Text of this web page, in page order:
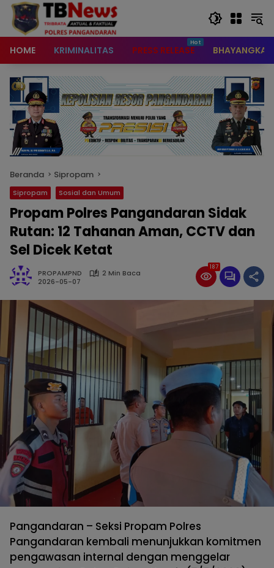
content
HOME KRIMINALITAS PRESS RELEASE BHAYANGKARI
Beranda Sipropam
Sipropam Sosial dan Umum
Propam Polres Pangandaran Sidak
Rutan: 12 Tahanan Aman, CCTV dan
Sel Dicek Ketat
PROPAMPND
2 Min Baca
2026-05-07
187
Pangandaran – Seksi Propam Polres
Pangandaran kembali menunjukkan komitmen
pengawasan internal dengan menggelar